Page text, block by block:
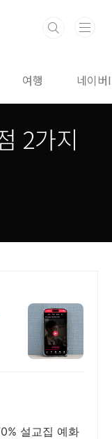
여행 네이
2가지
설교집 예화